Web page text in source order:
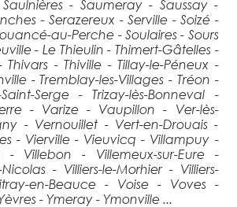
- Saumeray - Saussay -
- Serazereux - Serville - Soizé -
au-Perche - Soulaires - Sours
- Le Thieulin - Thimert-Gâtelles -
- Thiville - Tillay-le-Péneux -
- Tremblay-les-Villages - Tréon -
Saint-Serge - Trizay-lès-Bonneval -
- Varize - Vaupillon - Ver-lès-
- Vernouillet - Vert-en-Drouais -
- Vierville - Vieuvicq - Villampuy -
- Villebon - Villemeux-sur-Eure -
- Villiers-le-Morhier - Villiers-
en-Beauce - Voise - Voves -
- Ymeray - Ymonville ...